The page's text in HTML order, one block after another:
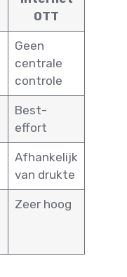
OTT
Geen
centrale
controle
Best-
effort
Afhankelijk
van drukte
Zeer hoog